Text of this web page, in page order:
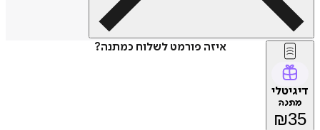
איזה פורמט לשלוח כמתנה?
דיגיטלי
מתנה
₪35